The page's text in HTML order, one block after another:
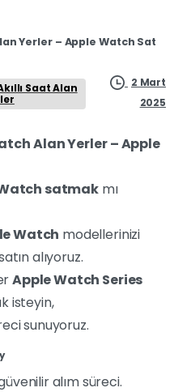
Yerler – Apple Watch Sat
Saat Alan
2 Mart
2025
Alan Yerler – Apple
satmakmı
Watch modellerinizi
alıyoruz.
Apple Watch Series
isteyin,
sunuyoruz.
alım süreci.